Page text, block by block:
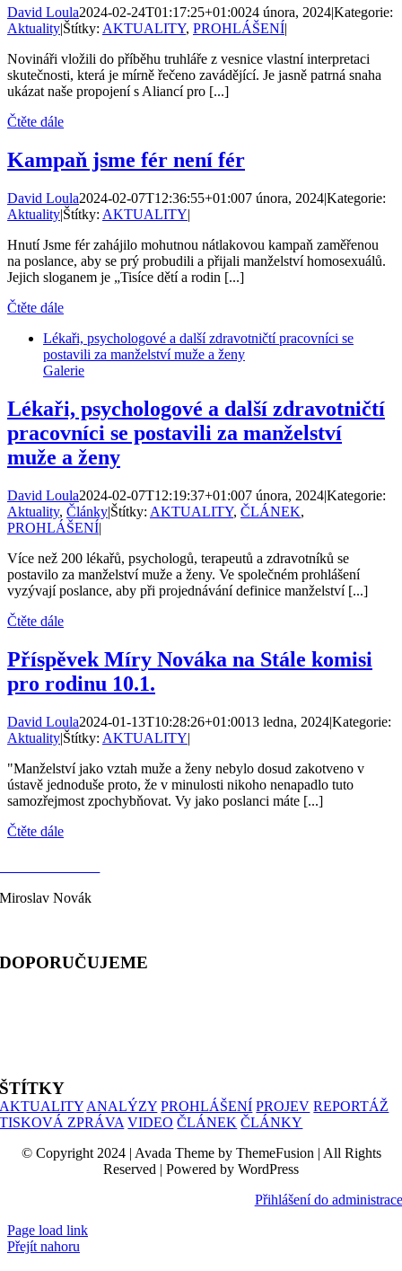
David Loula2024-02-24T01:17:25+01:0024 února, 2024|Kategorie:
Aktuality|Štítky: AKTUALITY, PROHLÁŠENÍ|
Novináři vložili do příběhu truhláře z vesnice vlastní interpretaci
skutečnosti, která je mírně řečeno zavádějící. Je jasně patrná snaha
ukázat naše propojení s Aliancí pro [...]
Čtěte dále
Kampaň jsme fér není fér
David Loula2024-02-07T12:36:55+01:007 února, 2024|Kategorie:
Aktuality|Štítky: AKTUALITY|
Hnutí Jsme fér zahájilo mohutnou nátlakovou kampaň zaměřenou
na poslance, aby se prý probudili a přijali manželství homosexuálů.
Jejich sloganem je „Tisíce dětí a rodin [...]
Čtěte dále
Lékaři, psychologové a další zdravotničtí pracovníci se
postavili za manželství muže a ženy
Galerie
Lékaři, psychologové a další zdravotničtí
pracovníci se postavili za manželství
muže a ženy
David Loula2024-02-07T12:19:37+01:007 února, 2024|Kategorie:
Aktuality, Články|Štítky: AKTUALITY, ČLÁNEK,
PROHLÁŠENÍ|
Více než 200 lékařů, psychologů, terapeutů a zdravotníků se
postavilo za manželství muže a ženy. Ve společném prohlášení
vyzývají poslance, aby při projednávání definice manželství [...]
Čtěte dále
Příspěvek Míry Nováka na Stále komisi
pro rodinu 10.1.
David Loula2024-01-13T10:28:26+01:0013 ledna, 2024|Kategorie:
Aktuality|Štítky: AKTUALITY|
"Manželství jako vztah muže a ženy nebylo dosud zakotveno v
ústavě jednoduše proto, že v minulosti nikoho nenapadlo tuto
samozřejmost zpochybňovat. Vy jako poslanci máte [...]
Čtěte dále
Miroslav Novák
DOPORUČUJEME
ŠTÍTKY
AKTUALITY ANALÝZY PROHLÁŠENÍ PROJEV REPORTÁŽ
TISKOVÁ ZPRÁVA VIDEO ČLÁNEK ČLÁNKY
© Copyright 2024 | Avada Theme by ThemeFusion | All Rights
Reserved | Powered by WordPress
Přihlášení do administrace
Page load link
Přejít nahoru